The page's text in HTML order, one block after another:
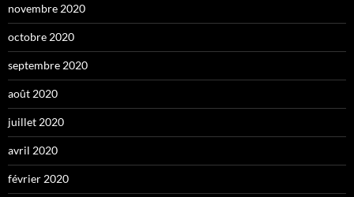
novembre 2020
octobre 2020
septembre 2020
août 2020
juillet 2020
avril 2020
février 2020